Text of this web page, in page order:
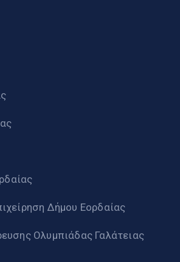
Δήμου Εορδαίας
Ολυμπιάδας Γαλάτειας